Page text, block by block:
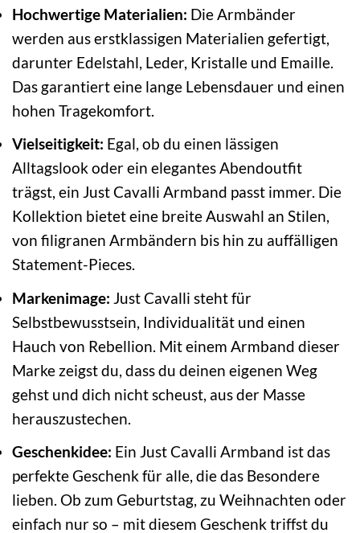
Hochwertige Materialien: Die Armbänder
werden aus erstklassigen Materialien gefertigt,
darunter Edelstahl, Leder, Kristalle und Emaille.
Das garantiert eine lange Lebensdauer und einen
hohen Tragekomfort.
Vielseitigkeit: Egal, ob du einen lässigen
Alltagslook oder ein elegantes Abendoutfit
trägst, ein Just Cavalli Armband passt immer. Die
Kollektion bietet eine breite Auswahl an Stilen,
von filigranen Armbändern bis hin zu auffälligen
Statement-Pieces.
Markenimage: Just Cavalli steht für
Selbstbewusstsein, Individualität und einen
Hauch von Rebellion. Mit einem Armband dieser
Marke zeigst du, dass du deinen eigenen Weg
gehst und dich nicht scheust, aus der Masse
herauszustechen.
Geschenkidee: Ein Just Cavalli Armband ist das
perfekte Geschenk für alle, die das Besondere
lieben. Ob zum Geburtstag, zu Weihnachten oder
einfach nur so – mit diesem Geschenk triffst du